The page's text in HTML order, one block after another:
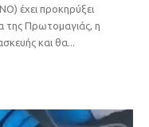
έχει προκηρύξει
της Πρωτομαγιάς, η
και θα...